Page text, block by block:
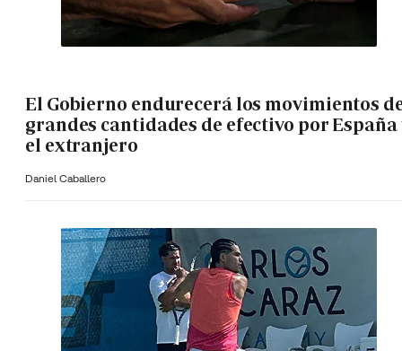
El Gobierno endurecerá los movimientos
grandes cantidades de efectivo por España
el extranjero
Daniel Caballero